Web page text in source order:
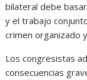
bilateral debe
y el trabajo
crimen organizado
Los congresistas
consecuencias